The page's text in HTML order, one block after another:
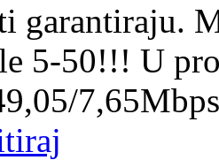
garantiraju.
5-50!!! U